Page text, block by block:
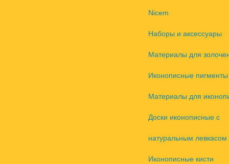
Nicem
Наборы и аксессуары
Материалы для
Иконописные пигменты
Материалы для
Доски иконописные с
натуральным левкасом
Иконописные кисти